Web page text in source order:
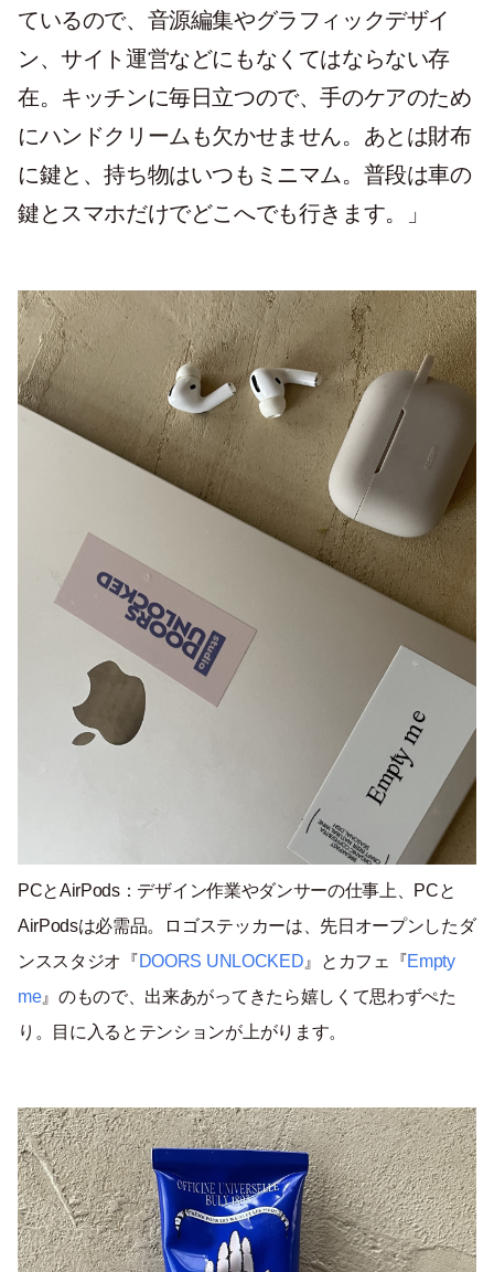
ているので、音源編集やグラフィックデザイ
ン、サイト運営などにもなくてはならない存
在。キッチンに毎日立つので、手のケアのため
にハンドクリームも欠かせません。あとは財布
に鍵と、持ち物はいつもミニマム。普段は車の
鍵とスマホだけでどこへでも行きます。」
PCとAirPods：デザイン作業やダンサーの仕事上、PCと
AirPodsは必需品。ロゴステッカーは、先日オープンしたダ
ンススタジオ『DOORS UNLOCKED 』とカフェ『Empty
me』のもので、出来あがってきたら嬉しくて思わずぺた
り。目に入るとテンションが上がります。